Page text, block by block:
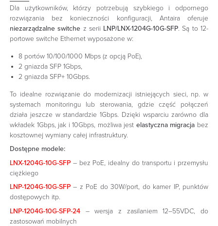
Dla użytkowników, którzy potrzebują szybkiego i odpornego
rozwiązania bez konieczności konfiguracji, Antaira oferuje
niezarządzalne switche z serii LNP/LNX-1204G-10G-SFP. Są to 12-
portowe switche Ethernet wyposażone w:
8 portów 10/100/1000 Mbps (z opcją PoE),
2 gniazda SFP 1Gbps,
2 gniazda SFP+ 10Gbps.
To idealne rozwiązanie do modernizacji istniejących sieci, np. w
systemach monitoringu lub sterowania, gdzie część połączeń
działa jeszcze w standardzie 1Gbps. Dzięki wsparciu zarówno dla
wkładek 1Gbps, jak i 10Gbps, możliwa jest elastyczna migracja bez
kosztownej wymiany całej infrastruktury.
Dostępne modele:
LNX-1204G-10G-SFP – bez PoE, idealny do transportu i przemysłu
ciężkiego
LNP-1204G-10G-SFP – z PoE do 30W/port, do kamer IP, punktów
dostępowych itp.
LNP-1204G-10G-SFP-24 – wersja z zasilaniem 12–55VDC, do
zastosowań mobilnych